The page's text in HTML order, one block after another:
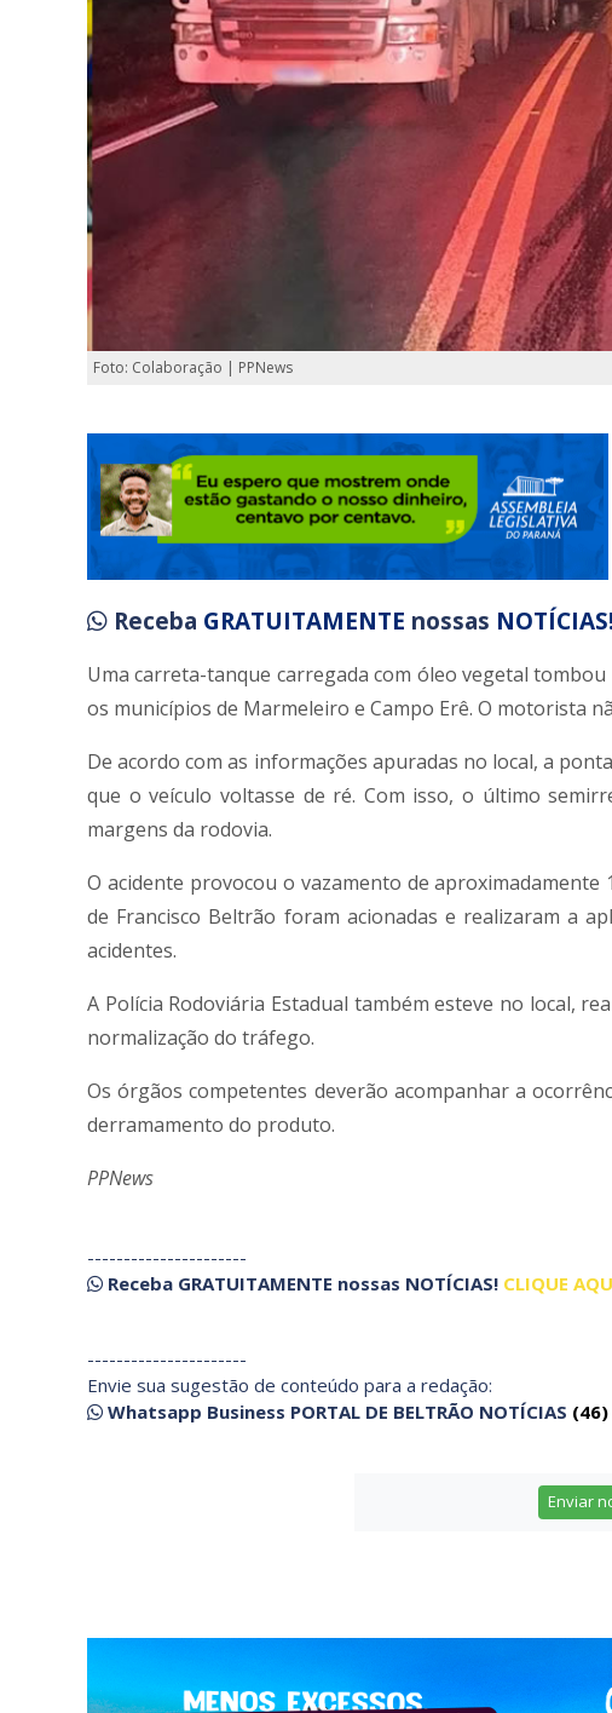
Foto: Colaboração | PPNews
Receba GRATUITAMENTE nossas NOTÍCIAS!
Uma carreta-tanque carregada com óleo vegetal
os municípios de Marmeleiro e Campo Erê. O motorista
De acordo com as informações apuradas no local, a
que o veículo voltasse de ré. Com isso, o último
margens da rodovia.
O acidente provocou o vazamento de
de Francisco Beltrão foram acionadas e realizaram a
acidentes.
A Polícia Rodoviária Estadual também esteve no local,
normalização do tráfego.
Os órgãos competentes deverão acompanhar a
derramamento do produto.
PPNews
----------------------
Receba GRATUITAMENTE nossas NOTÍCIAS! CLIQUE
----------------------
Envie sua sugestão de conteúdo para a redação:
Whatsapp Business PORTAL DE BELTRÃO NOTÍCIAS
Enviar